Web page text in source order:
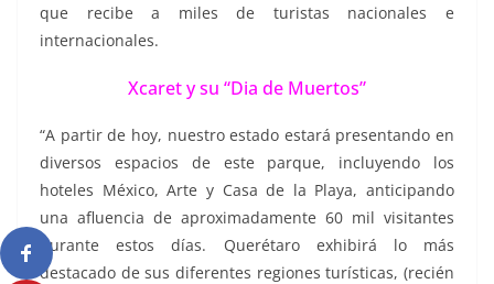
que recibe a miles de turistas nacionales e
internacionales.
Xcaret y su “Dia de Muertos”
“A partir de hoy, nuestro estado estará presentando en
diversos espacios de este parque, incluyendo los
hoteles México, Arte y Casa de la Playa, anticipando
una afluencia de aproximadamente 60 mil visitantes
durante estos días. Querétaro exhibirá lo más
destacado de sus diferentes regiones turísticas, (recién